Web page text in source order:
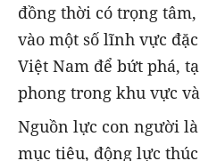
đồng thời có trọng
vào một số lĩnh vực
Việt Nam để bứt phá,
phong trong khu vực
Nguồn lực con người
mục tiêu, động lực